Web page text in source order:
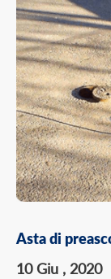
Asta di
10 Giu , 2020